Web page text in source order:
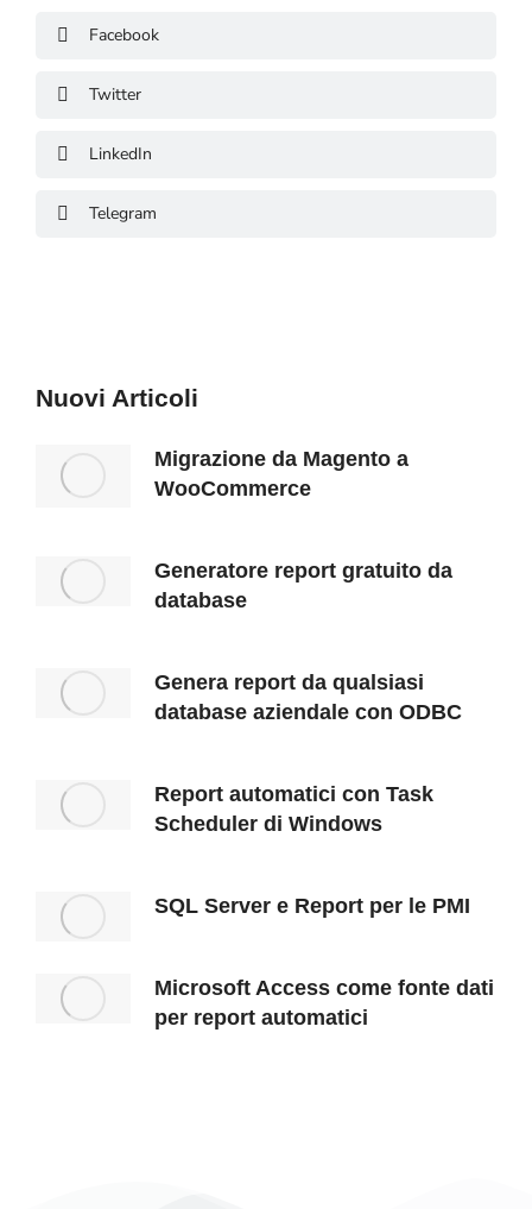
Facebook
Twitter
LinkedIn
Telegram
Nuovi Articoli
Migrazione da Magento a
WooCommerce
Generatore report gratuito da
database
Genera report da qualsiasi
database aziendale con ODBC
Report automatici con Task
Scheduler di Windows
SQL Server e Report per le PMI
Microsoft Access come fonte dati
per report automatici